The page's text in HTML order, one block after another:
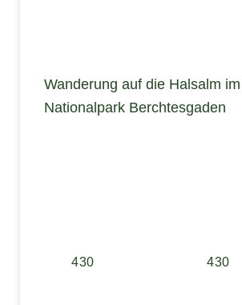
Wanderung auf die Halsalm im
Nationalpark Berchtesgaden
430 430